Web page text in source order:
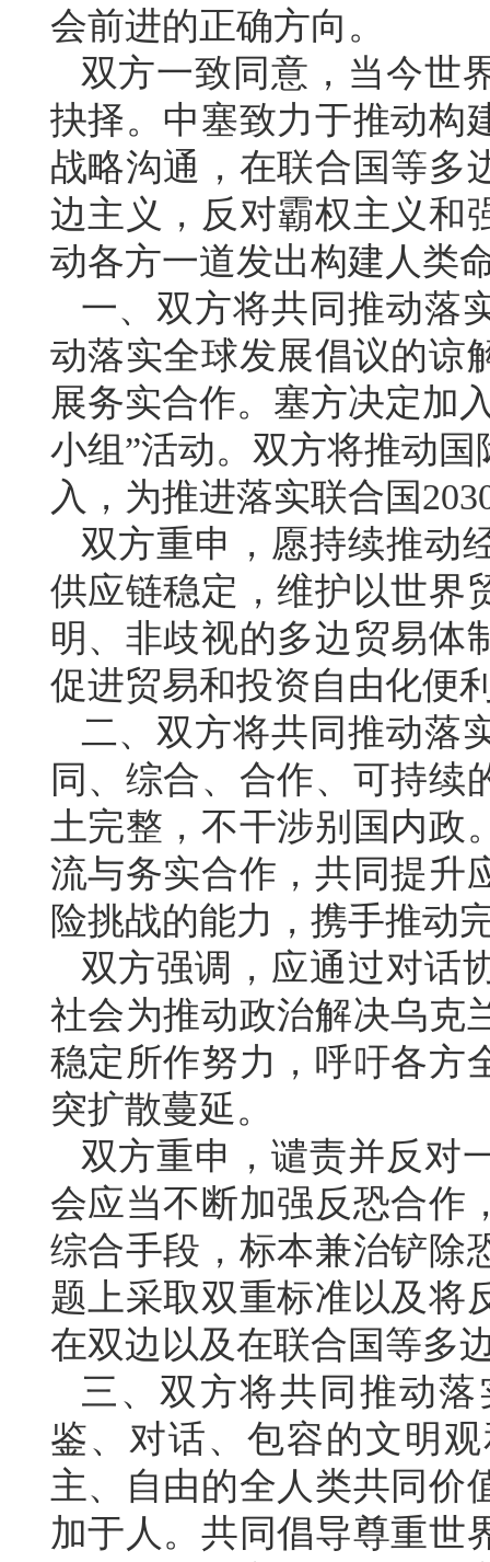
会前进的正确方向。
双方一致同意，当今世
抉择。中塞致力于推动构
战略沟通，在联合国等多
边主义，反对霸权主义和
动各方一道发出构建人类
一、双方将共同推动落
动落实全球发展倡议的谅
展务实合作。塞方决定加
小组”活动。双方将推动
入，为推进落实联合国
双方重申，愿持续推动
供应链稳定，维护以世界
明、非歧视的多边贸易体
促进贸易和投资自由化便
二、双方将共同推动落
同、综合、合作、可持续
土完整，不干涉别国内政
流与务实合作，共同提升
险挑战的能力，携手推动
双方强调，应通过对话
社会为推动政治解决乌克
稳定所作努力，呼吁各方
突扩散蔓延。
双方重申，谴责并反对
会应当不断加强反恐合作
综合手段，标本兼治铲除
题上采取双重标准以及将
在双边以及在联合国等多
三、双方将共同推动
鉴、对话、包容的文明
主、自由的全人类共同价
加于人。共同倡导尊重世